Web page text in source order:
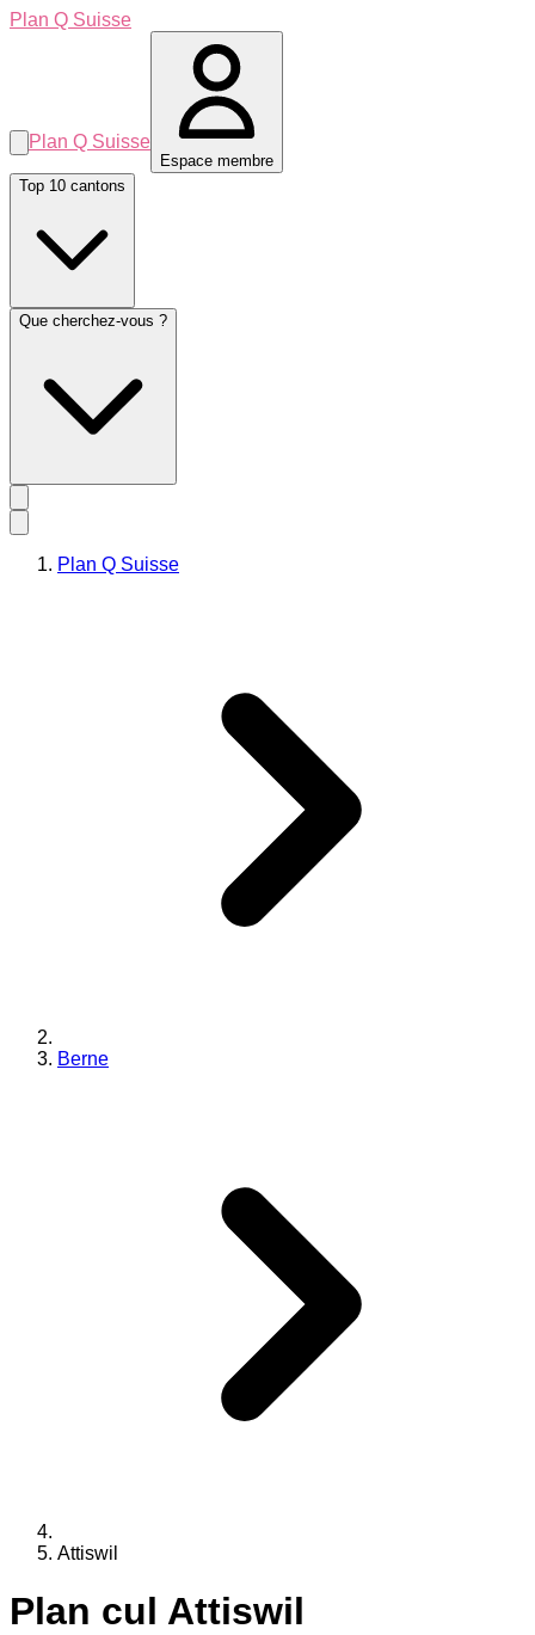
Plan Q Suisse
Plan Q Suisse
Espace membre
Top 10 cantons
Que cherchez-vous ?
Plan Q Suisse
Berne
Attiswil
Plan cul Attiswil